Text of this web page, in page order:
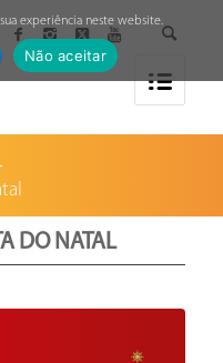
DO NATAL
experiência neste website.
Não aceitar